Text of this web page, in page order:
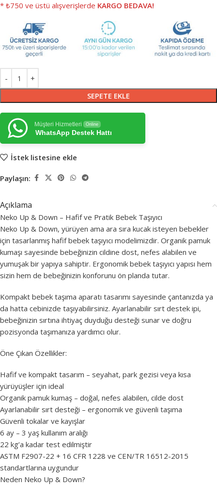
* ₺750 ve üstü alışverişlerde KARGO BEDAVA!
SEPETE EKLE
Müşteri Hizmetleri Online
WhatsApp Destek Hattı
İstek listesine ekle
Paylaşın:
Açıklama
Neko Up & Down – Hafif ve Pratik Bebek Taşıyıcı
Neko Up & Down, yürüyen ama ara sıra kucak isteyen bebekler
için tasarlanmış hafif bebek taşıyıcı modelimizdir. Organik pamuk
kumaşı sayesinde bebeğinizin cildine dost, nefes alabilen ve
yumuşak bir yapıya sahiptir. Ergonomik bebek taşıyıcı yapısı hem
sizin hem de bebeğinizin konforunu ön planda tutar.
Kompakt bebek taşıma aparatı tasarımı sayesinde çantanızda ya
da hatta cebinizde taşıyabilirsiniz. Ayarlanabilir sırt destek ipi,
bebeğinizin sırtına ihtiyaç duyduğu desteği sunar ve doğru
pozisyonda taşımanıza yardımcı olur.
Öne Çıkan Özellikler:
Hafif ve kompakt tasarım – seyahat, park gezisi veya kısa
yürüyüşler için ideal
Organik pamuk kumaş – doğal, nefes alabilen, cilde dost
Ayarlanabilir sırt desteği – ergonomik ve güvenli taşıma
Güvenli tokalar ve kayışlar
6 ay – 3 yaş kullanım aralığı
22 kg’a kadar test edilmiştir
ASTM F2907-22 + 16 CFR 1228 ve CEN/TR 16512-2015
standartlarına uygundur
Neden Neko Up & Down?